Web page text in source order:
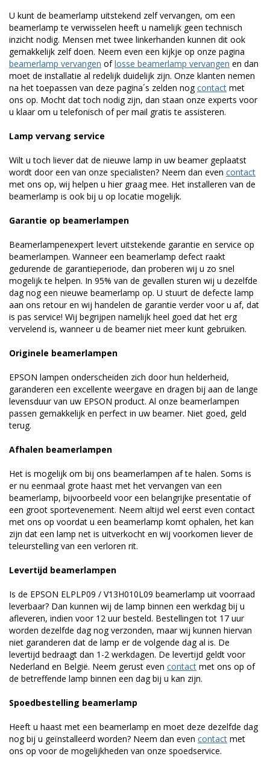
U kunt de beamerlamp uitstekend zelf vervangen, om een
beamerlamp te verwisselen heeft u namelijk geen technisch
inzicht nodig. Mensen met twee linkerhanden kunnen dit ook
gemakkelijk zelf doen. Neem even een kijkje op onze pagina
beamerlamp vervangen oflosse beamerlamp vervangen en dan
moet de installatie al redelijk duidelijk zijn. Onze klanten nemen
na het toepassen van deze pagina´s zelden nogcontact met
ons op. Mocht dat toch nodig zijn, dan staan onze experts voor
u klaar om u telefonisch of per mail gratis te assisteren.
Lamp vervang service
Wilt u toch liever dat de nieuwe lamp in uw beamer geplaatst
wordt door een van onze specialisten? Neem dan even contact
met ons op, wij helpen u hier graag mee. Het installeren van de
beamerlamp is ook bij u op locatie mogelijk.
Garantie op beamerlampen
Beamerlampenexpert levert uitstekende garantie en service op
beamerlampen. Wanneer een beamerlamp defect raakt
gedurende de garantieperiode, dan proberen wij u zo snel
mogelijk te helpen. In 95% van de gevallen sturen wij u dezelfde
dag nog een nieuwe beamerlamp op. U stuurt de defecte lamp
aan ons retour en wij handelen de garantie verder voor u af, dat
is pas service! Wij begrijpen namelijk heel goed dat het erg
vervelend is, wanneer u de beamer niet meer kunt gebruiken.
Originele beamerlampen
EPSON lampen onderscheiden zich door hun helderheid,
garanderen een excellente weergave en dragen bij aan de lange
levensduur van uw EPSON product. Al onze beamerlampen
passen gemakkelijk en perfect in uw beamer. Niet goed, geld
terug.
Afhalen beamerlampen
Het is mogelijk om bij ons beamerlampen af te halen. Soms is
er nu eenmaal grote haast met het vervangen van een
beamerlamp, bijvoorbeeld voor een belangrijke presentatie of
een groot sportevenement. Neem altijd wel eerst even contact
met ons op voordat u een beamerlamp komt ophalen, het kan
zijn dat een lamp net is uitverkocht en wij voorkomen liever de
teleurstelling van een verloren rit.
Levertijd beamerlampen
Is de EPSON ELPLP09 / V13H010L09 beamerlamp uit voorraad
leverbaar? Dan kunnen wij de lamp binnen een werkdag bij u
afleveren, indien voor 12 uur besteld. Bestellingen tot 17 uur
worden dezelfde dag nog verzonden, maar wij kunnen hiervan
niet garanderen dat de lamp er de volgende dag al is. De
levertijd bedraagt dan 1-2 werkdagen. De levertijd geldt voor
Nederland en België. Neem gerust even contact met ons op of
de betreffende lamp binnen een dag bij u kan zijn.
Spoedbestelling beamerlamp
Heeft u haast met een beamerlamp en moet deze dezelfde dag
nog bij u geïnstalleerd worden? Neem dan even contact met
ons op voor de mogelijkheden van onze spoedservice.